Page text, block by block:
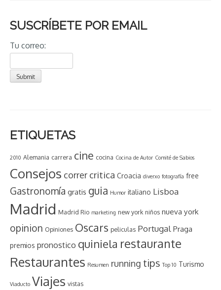
SUSCRÍBETE POR EMAIL
Tu correo:
ETIQUETAS
2010 Alemania carrera cine cocina Cocina de Autor Comité de Sabios
Consejos correr critica Croacia diverxo fotografía free
Gastronomía gratis guia Humor italiano Lisboa
Madrid Madrid Rio marketing new york niños nueva york
opinion Opiniones Oscars peliculas Portugal Praga
premios pronostico quiniela restaurante
Restaurantes Resumen running tips Top 10 Turismo
Viaducto Viajes vistas